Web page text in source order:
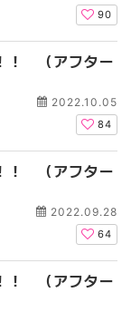
90
！ （アフター
2022.10.05
84
！ （アフター
2022.09.28
64
！ （アフター